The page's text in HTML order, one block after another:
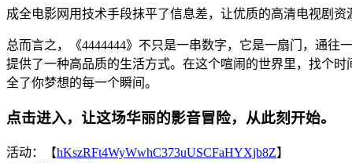
成全电影网用技术手段抹平了信息差，让优质的高清电视剧
总而言之，《4444444》不只是一串数字，它是一扇门，通
提供了一种高品质的生活方式。在这个喧闹的世界里，找个
全了你梦想的每一个瞬间。
点击进入，让这场华丽的影音冒险，从此刻开始。
活动：【hKszRFt4WyWwhC373uUSCFaHYXjb8Z】